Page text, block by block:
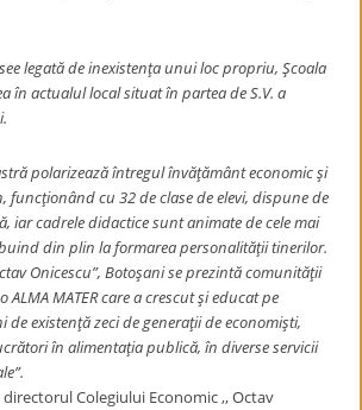
legată de inexistenţa unui loc propriu, Şcoala
în actualul local situat în partea de S.V. a
polarizează întregul învăţământ economic şi
funcţionând cu 32 de clase de elevi, dispune de
iar cadrele didactice sunt animate de cele mai
din plin la formarea personalităţii tinerilor.
Onicescu”, Botoşani se prezintă comunităţii
ALMA MATER care a crescut şi educat pe
existenţă zeci de generaţii de economişti,
în alimentaţia publică, în diverse servicii
directorul Colegiului Economic ,, Octav